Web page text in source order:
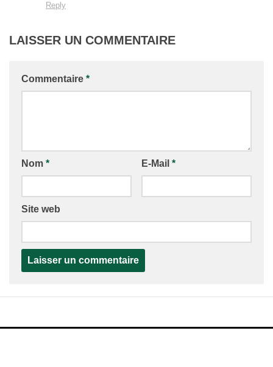
Reply
LAISSER UN COMMENTAIRE
Commentaire *
Nom * E-Mail *
Site web